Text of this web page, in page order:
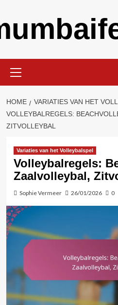
content
Menu
HOME
VARIATIES VAN HET
VOLLEYBALREGELS:
ZITVOLLEYBAL
Variaties van het Volleybalspel
Volleybalregels:
Zaalvolleybal,
Sophie Vermeer 26/01/2026 0